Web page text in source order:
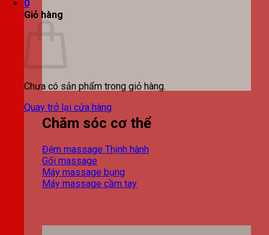
0
Giỏ hàng
Chưa có sản phẩm trong giỏ hàng.
Quay trở lại cửa hàng
Chăm sóc cơ thể
Đệm massage
Gối massage
Máy massage bụng
Máy massage cầm tay